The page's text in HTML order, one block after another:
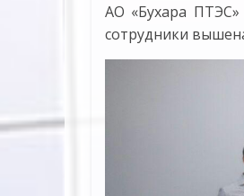
АО «Бухара
сотрудники